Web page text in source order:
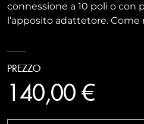
connessione a 10 poli o con
l’apposito adattetore.
PREZZO
140,00 €